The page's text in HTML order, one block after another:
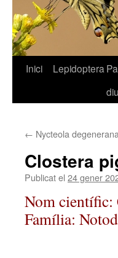
Vés
Inici Lepidoptera
← Nycteola degenerana
Clostera
Publicat el 24 gener
Nom científic:
Família: